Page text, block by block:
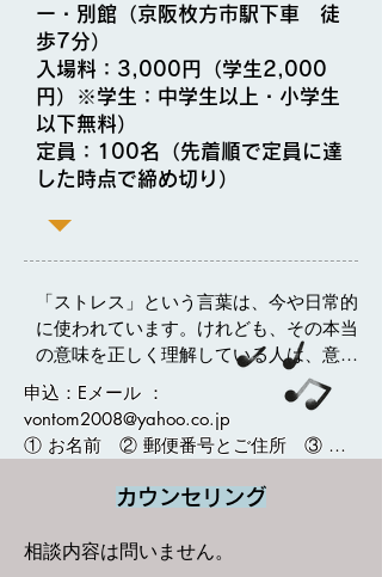
ー・別館（京阪枚方市駅下車 徒
歩7分）
入場料：3,000円（学生2,000
円）※学生：中学生以上・小学生
以下無料）
​定員：100名（先着順で定員に達
した時点で締め切り）
「ストレス」という言葉は、今や日常的
に使われています。けれども、その本当
の意味を正しく理解している人は、意外
と少ないのではないでしょうか。 多くの
場合、何となく「自分にとって不快なも
の」の代名詞のように使われています。
たとえば「今度転勤してきた上司がスト
レスなんだ」「旦那にはストレス感じる
わ～」「工事現場の騒音がストレスにな
ってイライラする」こんなふうに、軽い
調子で語られるうちはまだ良いのです
申込：Eメール ：
vontom2008@yahoo.co.jp
① お名前　② 郵便番号とご住所　③ 返
（大人、学生の別を明記）　　　　　を
確認メールを差し上げた時点でお申し込
カウンセリング
相談内容は問いません。